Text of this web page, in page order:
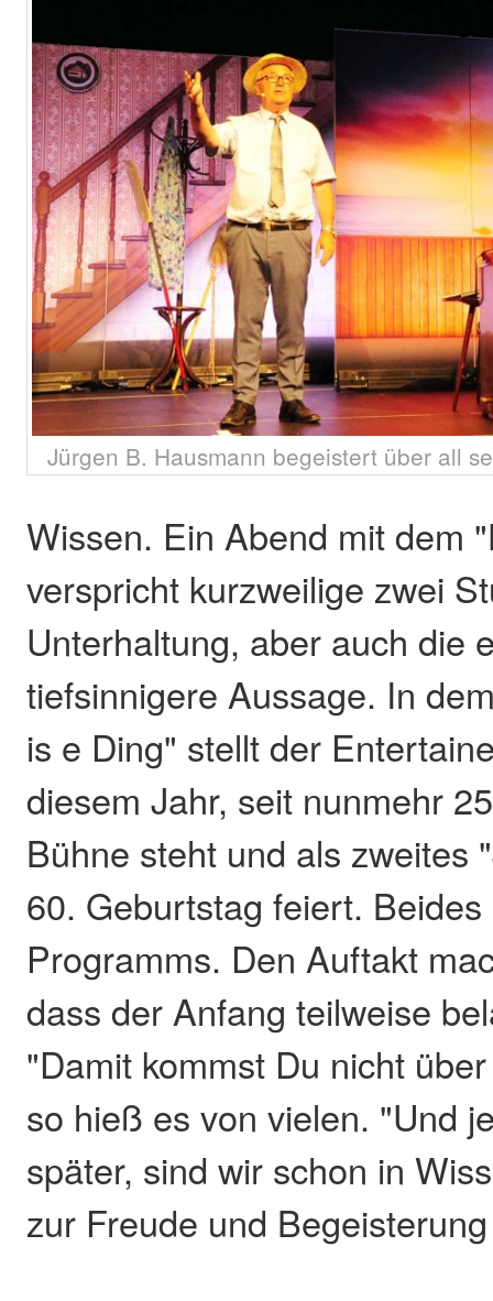
Jürgen B. Hausmann begeistert über all
Wissen. Ein Abend mit dem
verspricht kurzweilige zwei
Unterhaltung, aber auch die
tiefsinnigere Aussage. In
is e Ding" stellt der
diesem Jahr, seit nunmehr
Bühne steht und als zweites
60. Geburtstag feiert.
Programms. Den Auftakt
dass der Anfang teilweise
"Damit kommst Du nicht
so hieß es von vielen. "Und
später, sind wir schon in
zur Freude und